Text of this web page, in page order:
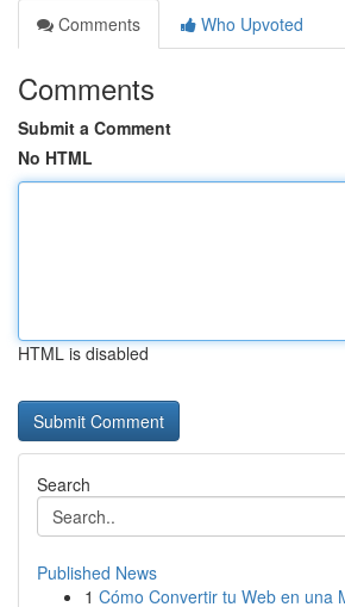
Comments
Who Upvoted
Comments
Submit a Comment
No HTML
HTML is disabled
Search
Published News
1 Cómo Convertir tu Web en una